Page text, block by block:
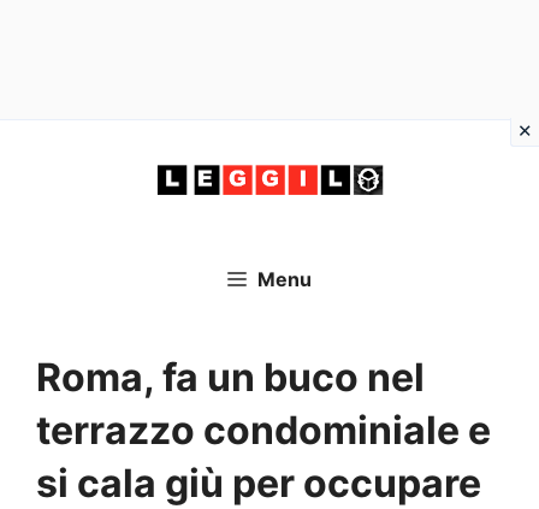
Menu
Roma, fa un buco nel
terrazzo condominiale e
si cala giù per occupare